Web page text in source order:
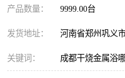
产品数量： 9999.00台
发货地址： 河南省郑州巩义
关键词： 成都干烧金属浴